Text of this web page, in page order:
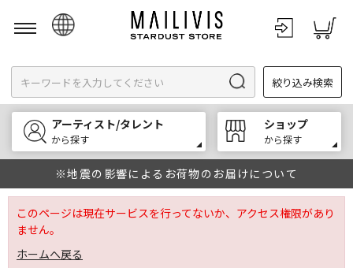
English
한국어
中文
絞り込み検索
アーティスト/タレント
から探す
ショップ
から探す
※地震の影響によるお荷物のお届けについて
このページは現在サービスを行ってないか、アクセス権限があり
ません。
ホームへ戻る